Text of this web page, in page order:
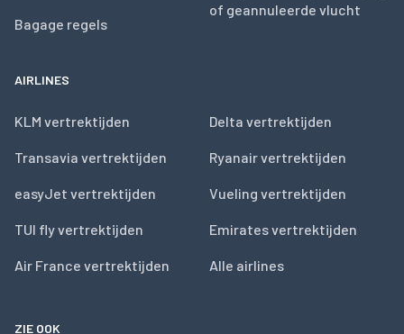
Bagage regels
of geannuleerde vlucht
AIRLINES
KLM vertrektijden
Transavia vertrektijden
easyJet vertrektijden
TUI fly vertrektijden
Air France vertrektijden
Delta vertrektijden
Ryanair vertrektijden
Vueling vertrektijden
Emirates vertrektijden
Alle airlines
ZIE OOK